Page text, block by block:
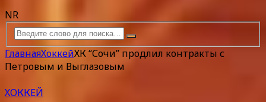
NR
ГлавнаяХоккейХК “Сочи” продлил контракты с
Петровым и Выглазовым
ХОККЕЙ